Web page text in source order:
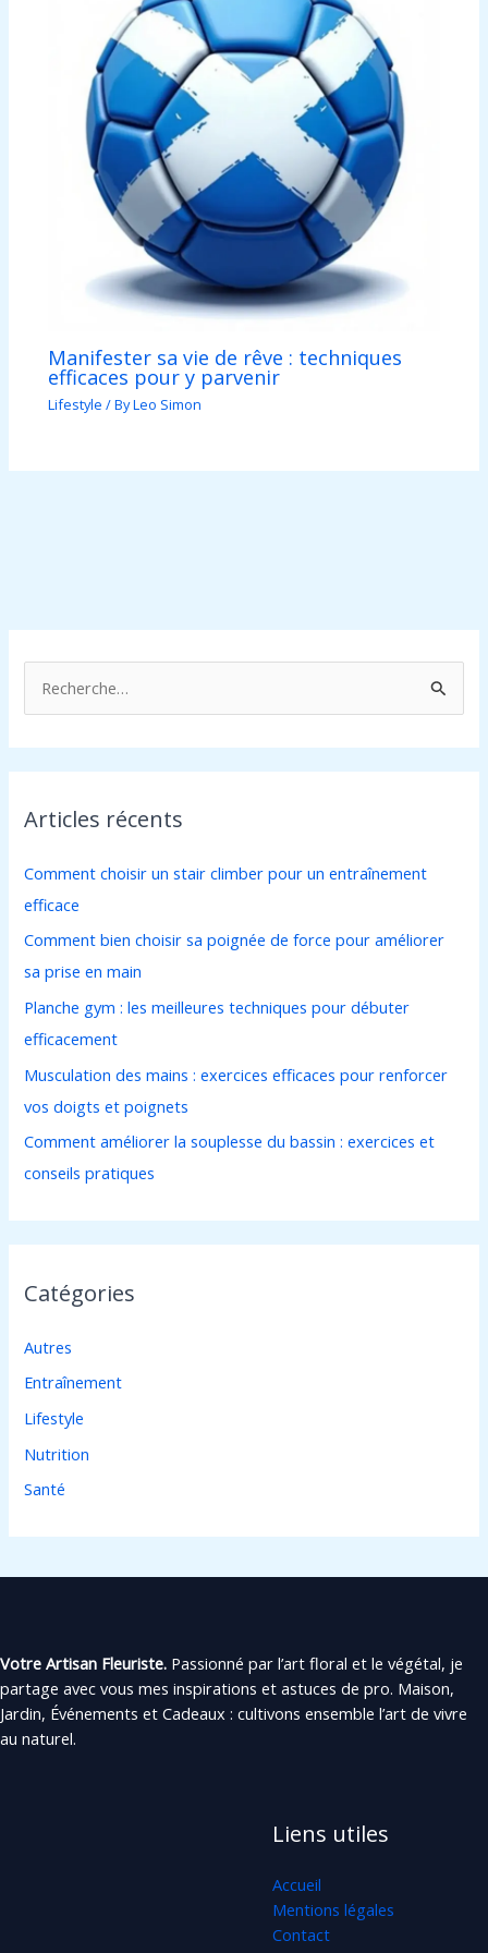
Manifester sa vie de rêve : techniques
efficaces pour y parvenir
Lifestyle / ByLeo Simon
c
e
c
h
e
r
:
Articles récents
Comment choisir un stair climber pour un entraînement
efficace
Comment bien choisir sa poignée de force pour améliorer
sa prise en main
Planche gym : les meilleures techniques pour débuter
efficacement
Musculation des mains : exercices efficaces pour renforcer
vos doigts et poignets
Comment améliorer la souplesse du bassin : exercices et
conseils pratiques
Catégories
Autres
Entraînement
Lifestyle
Nutrition
Santé
Votre Artisan Fleuriste. Passionné par l’art floral et le végétal, je
partage avec vous mes inspirations et astuces de pro. Maison,
Jardin, Événements et Cadeaux : cultivons ensemble l’art de vivre
au naturel.
Liens utiles
Accueil
Mentions légales
Contact